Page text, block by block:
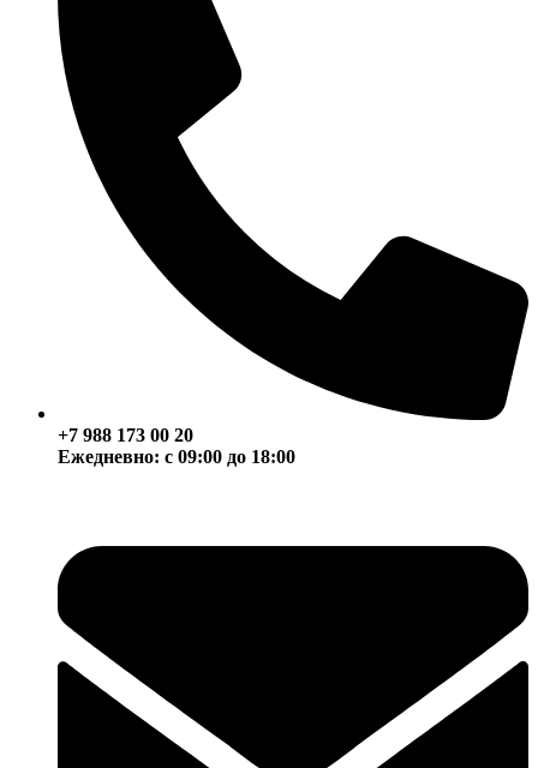
+7 988 173 00 20
Ежедневно: с 09:00 до 18:00